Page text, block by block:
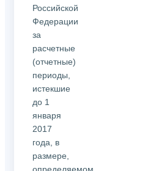
Российской
Федерации
за
расчетные
(отчетные)
периоды,
истекшие
до 1
января
2017
года, в
размере,
определяемом